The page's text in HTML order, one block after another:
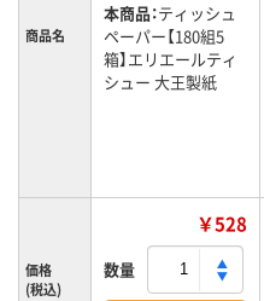
商品名
本商品：ティッシュ
ペーパー【180組5
箱】エリエールティ
シュー 大王製紙
価格
(税込)
￥528
数量